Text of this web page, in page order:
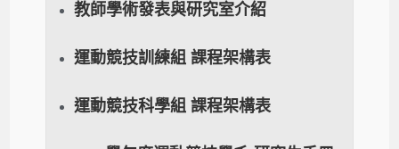
教師學術發表與研究室介紹
運動競技訓練組 課程架構表
運動競技科學組 課程架構表